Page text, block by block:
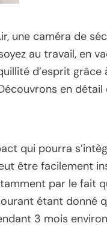
une caméra de
au travail, en
d’esprit
en
qui pourra
être facilement
par le fait
étant donné
3 mois